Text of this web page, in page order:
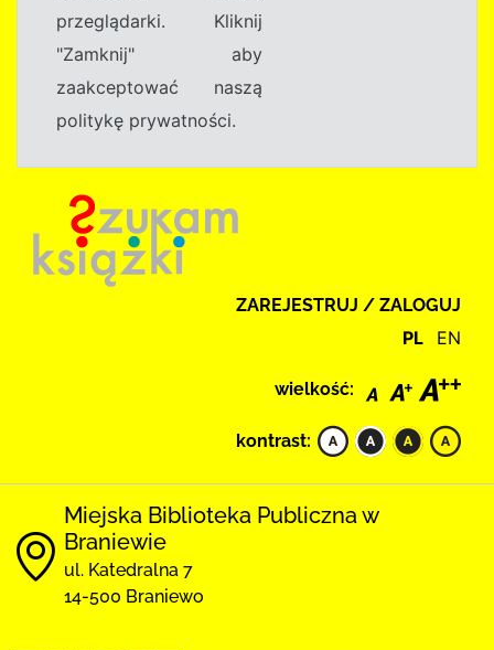
przeglądarki. Kliknij
"Zamknij" aby
zaakceptować naszą
politykę prywatności.
ZAREJESTRUJ / ZALOGUJ
PL EN
wielkość:
kontrast:
Miejska Biblioteka Publiczna w
Braniewie
ul. Katedralna 7
14-500 Braniewo